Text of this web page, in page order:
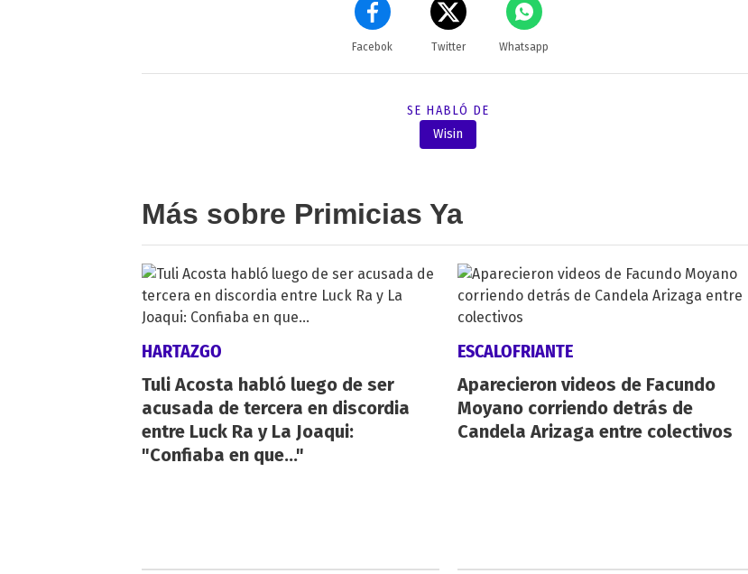
Facebok Twitter Whatsapp
SE HABLÓ DE
Wisin
Más sobre Primicias Ya
HARTAZGO
Tuli Acosta habló luego de ser
acusada de tercera en discordia
entre Luck Ra y La Joaqui:
"Confiaba en que..."
ESCALOFRIANTE
Aparecieron videos de Facundo
Moyano corriendo detrás de
Candela Arizaga entre colectivos